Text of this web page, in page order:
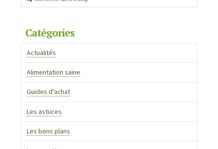
Catégories
Actualités
Alimentation saine
Guides d'achat
Les astuces
Les bons plans